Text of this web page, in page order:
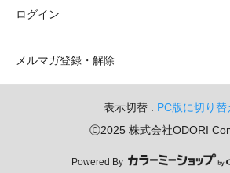
ログイン
メルマガ登録・解除
表示切替 : PC版に切り替
Ⓒ2025 株式会社ODORI
Powered By